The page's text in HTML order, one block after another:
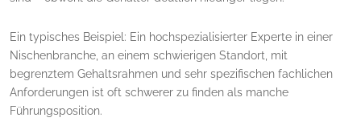
Ein typisches Beispiel: Ein hochspezialisierter Experte in einer
Nischenbranche, an einem schwierigen Standort, mit
begrenztem Gehaltsrahmen und sehr spezifischen fachlichen
Anforderungen ist oft schwerer zu finden als manche
Führungsposition.